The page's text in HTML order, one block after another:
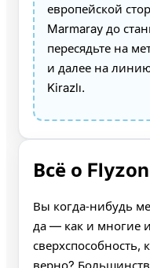
европейской
Marmaray до
пересядьте на
и далее на
Kirazlı.
Всё о
Вы когда‑нибудь
да — как и многие
сверхспособность,